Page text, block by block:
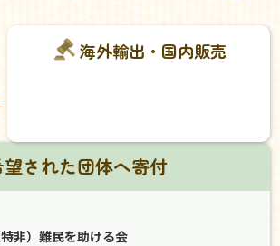
海外輸出・国内販売
された団体へ寄付
非）難民を助ける会